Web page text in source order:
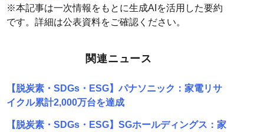
※本記事は一次情報をもとに生成AIを活用した要約
です。詳細は公表資料をご確認ください。
関連ニュース
【脱炭素・SDGs・ESG】パナソニック：家電リサ
イクル累計2,000万台を達成
【脱炭素・SDGs・ESG】SGホールディングス：家